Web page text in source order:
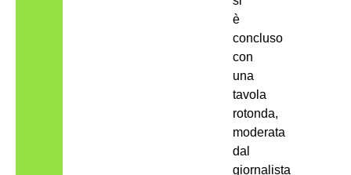
è
concluso
con
una
tavola
rotonda,
moderata
dal
giornalista